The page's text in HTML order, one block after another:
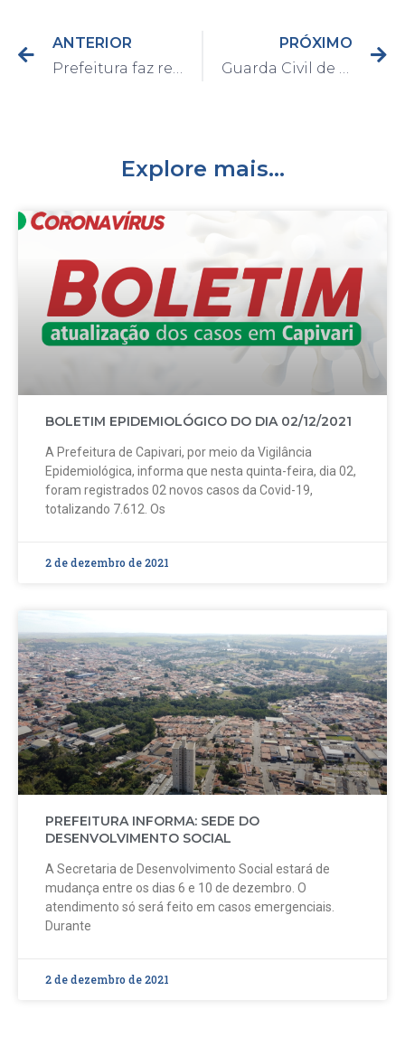
ANTERIOR
Prefeitura faz remoção de árvores ao entorno do Fórum
PRÓXIMO
Guarda Civil de Capivari apreende 27 porções de maconha no centro
Explore mais...
BOLETIM EPIDEMIOLÓGICO DO DIA 02/12/2021
A Prefeitura de Capivari, por meio da Vigilância
Epidemiológica, informa que nesta quinta-feira, dia 02,
foram registrados 02 novos casos da Covid-19,
totalizando 7.612. Os
2 de dezembro de 2021
PREFEITURA INFORMA: SEDE DO
DESENVOLVIMENTO SOCIAL
A Secretaria de Desenvolvimento Social estará de
mudança entre os dias 6 e 10 de dezembro. O
atendimento só será feito em casos emergenciais.
Durante
2 de dezembro de 2021